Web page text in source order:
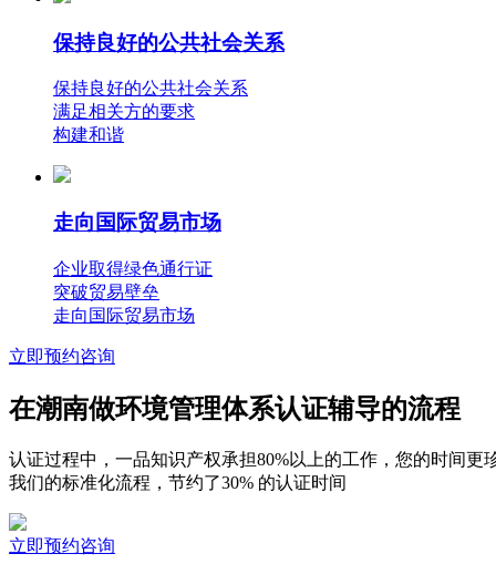
保持良好的公共社会关系
保持良好的公共社会关系
满足相关方的要求
构建和谐
走向国际贸易市场
企业取得绿色通行证
突破贸易壁垒
走向国际贸易市场
立即预约咨询
在潮南做环境管理体系认证辅导的流程
认证过程中，一品知识产权承担80%以上的工作，您的时间更
我们的标准化流程，节约了30% 的认证时间
立即预约咨询